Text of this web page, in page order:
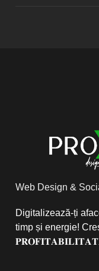
Web Design &
Digitalizează-ți
timp și energie!